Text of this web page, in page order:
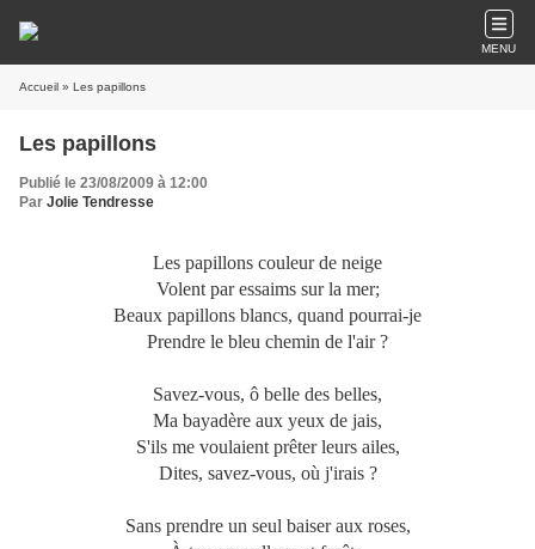
MENU
Accueil » Les papillons
Les papillons
Publié le 23/08/2009 à 12:00
Par Jolie Tendresse
Les papillons couleur de neige
Volent par essaims sur la mer;
Beaux papillons blancs, quand pourrai-je
Prendre le bleu chemin de l'air ?
Savez-vous, ô belle des belles,
Ma bayadère aux yeux de jais,
S'ils me voulaient prêter leurs ailes,
Dites, savez-vous, où j'irais ?
Sans prendre un seul baiser aux roses,